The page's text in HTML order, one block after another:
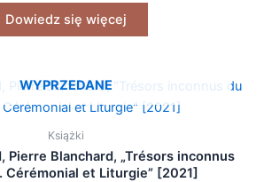
Dowiedz się więcej
WYPRZEDANE
Książki
Pierre Blanchard, „Trésors inconnus
Cérémonial et Liturgie” [2021]